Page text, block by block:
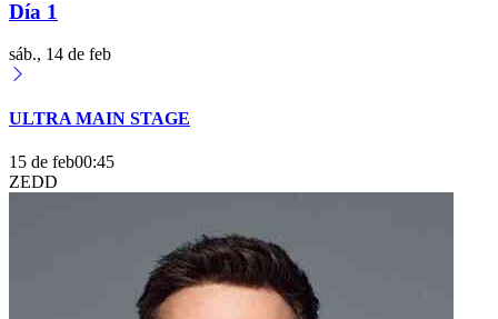
Día 1
sáb., 14 de feb
ULTRA MAIN STAGE
15 de feb00:45
ZEDD